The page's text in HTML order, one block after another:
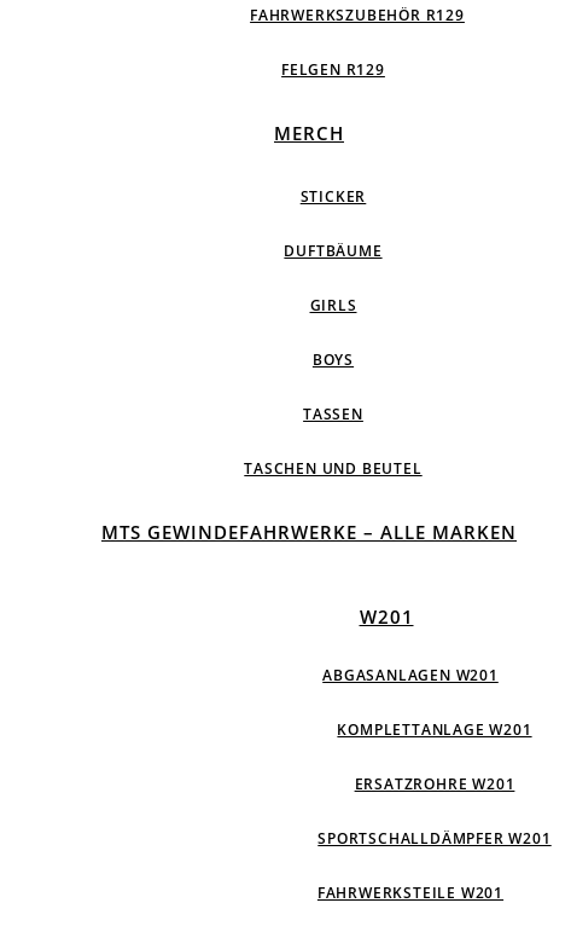
FAHRWERKSZUBEHÖR R129
FELGEN R129
MERCH
STICKER
DUFTBÄUME
GIRLS
BOYS
TASSEN
TASCHEN UND BEUTEL
MTS GEWINDEFAHRWERKE – ALLE MARKEN
W201
ABGASANLAGEN W201
KOMPLETTANLAGE W201
ERSATZROHRE W201
SPORTSCHALLDÄMPFER W201
FAHRWERKSTEILE W201